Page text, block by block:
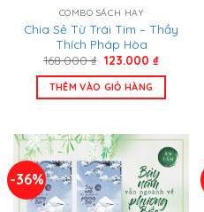
COMBO SÁCH HAY
Chia Sẻ Từ Trái Tim – Thầy
Thích Pháp Hòa
168.000₫ Giá
là:
168.000 ₫.
123.000 ₫Giá
tại
THÊM VÀO GIỎ HÀNG
-36%